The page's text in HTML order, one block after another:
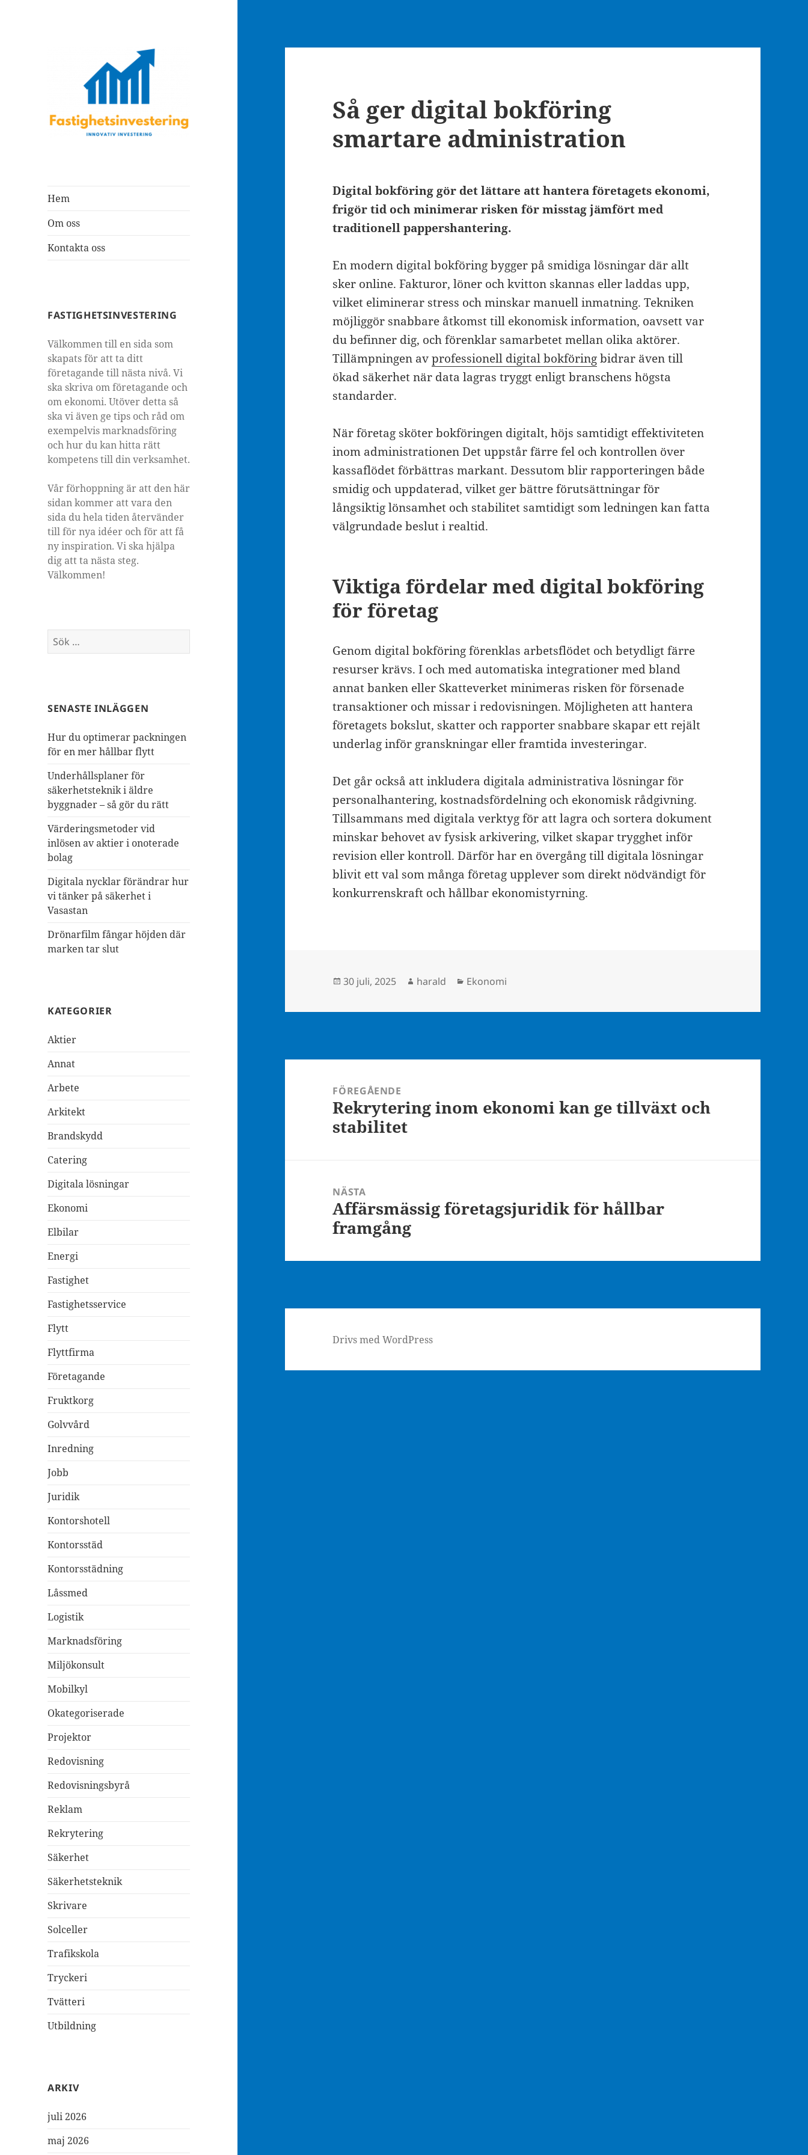
Hem
Om oss
Kontakta oss
FASTIGHETSINVESTERING
Välkommen till en sida som
skapats för att ta ditt
företagande till nästa nivå. Vi
ska skriva om företagande och
om ekonomi. Utöver detta så
ska vi även ge tips och råd om
exempelvis marknadsföring
och hur du kan hitta rätt
kompetens till din verksamhet.
Vår förhoppning är att den här
sidan kommer att vara den
sida du hela tiden återvänder
till för nya idéer och för att få
ny inspiration. Vi ska hjälpa
dig att ta nästa steg.
Välkommen!
Sök
efter:
SENASTE INLÄGGEN
Hur du optimerar packningen
för en mer hållbar flytt
Underhållsplaner för
säkerhetsteknik i äldre
byggnader – så gör du rätt
Värderingsmetoder vid
inlösen av aktier i onoterade
bolag
Digitala nycklar förändrar hur
vi tänker på säkerhet i
Vasastan
Drönarfilm fångar höjden där
marken tar slut
KATEGORIER
Aktier
Annat
Arbete
Arkitekt
Brandskydd
Catering
Digitala lösningar
Ekonomi
Elbilar
Energi
Fastighet
Fastighetsservice
Flytt
Flyttfirma
Företagande
Fruktkorg
Golvvård
Inredning
Jobb
Juridik
Kontorshotell
Kontorsstäd
Kontorsstädning
Låssmed
Logistik
Marknadsföring
Miljökonsult
Mobilkyl
Okategoriserade
Projektor
Redovisning
Redovisningsbyrå
Reklam
Rekrytering
Säkerhet
Säkerhetsteknik
Skrivare
Solceller
Trafikskola
Tryckeri
Tvätteri
Utbildning
ARKIV
juli 2026
maj 2026
Så ger digital bokföring
smartare administration
Digital bokföring gör det lättare att hantera företagets ekonomi,
frigör tid och minimerar risken för misstag jämfört med
traditionell pappershantering.
En modern digital bokföring bygger på smidiga lösningar där allt
sker online. Fakturor, löner och kvitton skannas eller laddas upp,
vilket eliminerar stress och minskar manuell inmatning. Tekniken
möjliggör snabbare åtkomst till ekonomisk information, oavsett var
du befinner dig, och förenklar samarbetet mellan olika aktörer.
Tillämpningen avprofessionell digital bokföringbidrar även till
ökad säkerhet när data lagras tryggt enligt branschens högsta
standarder.
När företag sköter bokföringen digitalt, höjs samtidigt effektiviteten
inom administrationen Det uppstår färre fel och kontrollen över
kassaflödet förbättras markant. Dessutom blir rapporteringen både
smidig och uppdaterad, vilket ger bättre förutsättningar för
långsiktig lönsamhet och stabilitet samtidigt som ledningen kan fatta
välgrundade beslut i realtid.
Viktiga fördelar med digital bokföring
för företag
Genom digital bokföring förenklas arbetsflödet och betydligt färre
resurser krävs. I och med automatiska integrationer med bland
annat banken eller Skatteverket minimeras risken för försenade
transaktioner och missar i redovisningen. Möjligheten att hantera
företagets bokslut, skatter och rapporter snabbare skapar ett rejält
underlag inför granskningar eller framtida investeringar.
Det går också att inkludera digitala administrativa lösningar för
personalhantering, kostnadsfördelning och ekonomisk rådgivning.
Tillsammans med digitala verktyg för att lagra och sortera dokument
minskar behovet av fysisk arkivering, vilket skapar trygghet inför
revision eller kontroll. Därför har en övergång till digitala lösningar
blivit ett val som många företag upplever som direkt nödvändigt för
konkurrenskraft och hållbar ekonomistyrning.
Postat
30 juli, 2025 Författare
harald Kategorier
Ekonomi
FÖREGÅENDE
Föregående
inlägg:
Rekrytering inom ekonomi kan ge tillväxt och
stabilitet
NÄSTA
Nästa
inlägg:
Affärsmässig företagsjuridik för hållbar
framgång
Drivs med WordPress